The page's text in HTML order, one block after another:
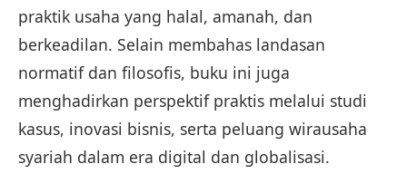
praktik usaha yang halal, amanah, dan
berkeadilan. Selain membahas landasan
normatif dan filosofis, buku ini juga
menghadirkan perspektif praktis melalui studi
kasus, inovasi bisnis, serta peluang wirausaha
syariah dalam era digital dan globalisasi.